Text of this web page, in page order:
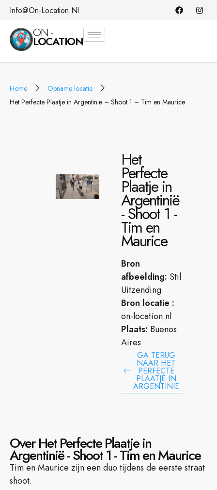
Info@on-Location.nl
ON -
LOCATION
Home
Opname locatie
Het Perfecte Plaatje in Argentinië – Shoot 1 – Tim en Maurice
Het
Perfecte
Plaatje in
Argentinië
- Shoot 1 -
Tim en
Maurice
Bron
afbeelding: Stil
Uitzending
Bron locatie :
on-location.nl
Plaats: Buenos
Aires
GA TERUG
NAAR HET
PERFECTE
PLAATJE IN
ARGENTINIË
Over Het Perfecte Plaatje in
Argentinië - Shoot 1 - Tim en Maurice
Tim en Maurice zijn een duo tijdens de eerste straat
shoot.